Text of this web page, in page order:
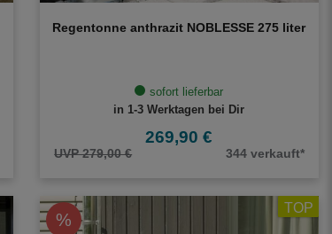
Regentonne anthrazit NOBLESSE 275 liter
sofort lieferbar
in 1-3 Werktagen bei Dir
269,90 €
UVP 279,00 € 344 verkauft*
TOP
%